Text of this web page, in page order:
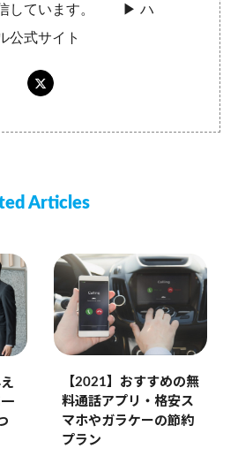
信しています。 ▶︎ハ
公式サイト
Articles
【2021】おすすめの無
料通話アプリ・格安ス
マホやガラケーの節約
プラン